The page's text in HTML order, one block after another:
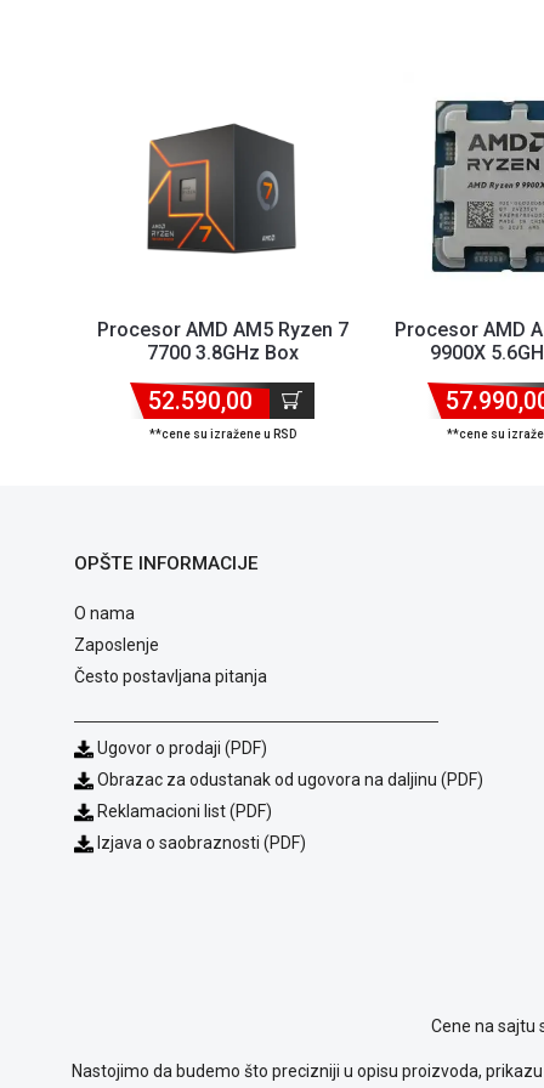
Procesor AMD AM5 Ryzen 7
7700 3.8GHz Box
52.590,00
**cene su izražene u RSD
Procesor AMD
9900X
**cene su
OPŠTE INFORMACIJE
O nama
Zaposlenje
Često postavljana pitanja
Ugovor o prodaji (PDF)
Obrazac za odustanak od ugovora na daljinu (PDF)
Reklamacioni list (PDF)
Izjava o saobraznosti (PDF)
Cene na sajtu
Nastojimo da budemo što precizniji u opisu proizvoda,